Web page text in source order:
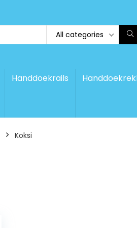
All categories
Handdoekrails
‎Koksi